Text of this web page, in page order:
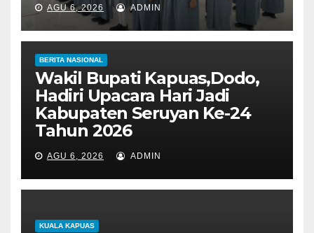
AGU 6, 2026 ADMIN
BERITA NASIONAL
Wakil Bupati Kapuas,Dodo,
Hadiri Upacara Hari Jadi
Kabupaten Seruyan Ke-24
Tahun 2026
AGU 6, 2026 ADMIN
KUALA KAPUAS